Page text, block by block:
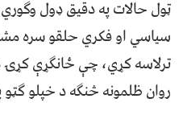
ټول حالات په دقیق ډول
سیاسي او فکري حلقو سره
ترلاسه کړي، چې ځانګړې
روان ظلمونه څنګه د خپلو ګټو